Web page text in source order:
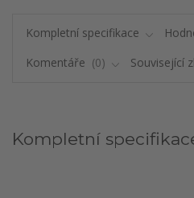
Kompletní specifikace
Komentáře
0 Související
Kompletní